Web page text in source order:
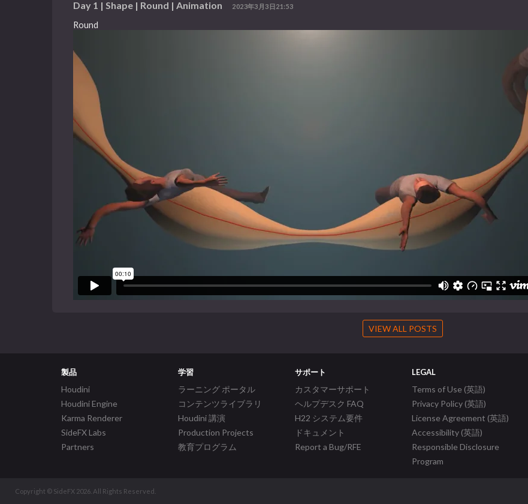
Day 1 | Shape | Round | Animation 2023年3月3日21:53
Round
VIEW ALL POSTS
製品
Houdini
Houdini Engine
Karma Renderer
SideFX Labs
Partners
学習
ラーニング ポータル
コンテンツライブラリ
Houdini 講演
Production Projects
教育プログラム
サポート
カスタマーサポート
ヘルプデスク FAQ
H22 システム要件
ドキュメント
Report a Bug/RFE
LEGAL
Terms of Use (英語)
Privacy Policy (英語)
License Agreement (英語)
Accessibility (英語)
Responsible Disclosure
Program
Copyright © SideFX 2026. All Rights Reserved.